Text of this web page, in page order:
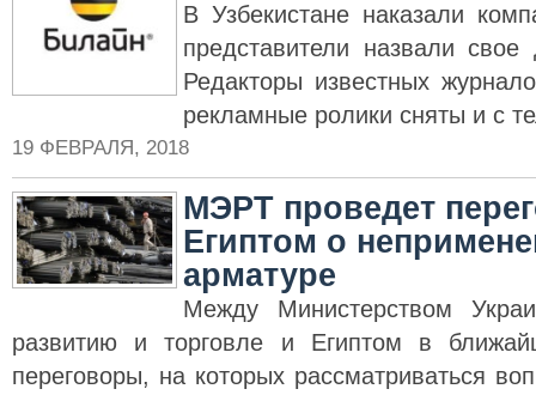
В Узбекистане наказали
представители назвали
Редакторы известных
рекламные ролики сняты и с
19 ФЕВРАЛЯ, 2018
МЭРТ проведет
Египтом о
арматуре
Между Министерством
развитию и торговле и Египтом в
переговоры, на которых рассматриваться